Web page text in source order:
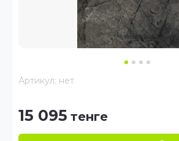
Артикул: нет
15 095 тенге